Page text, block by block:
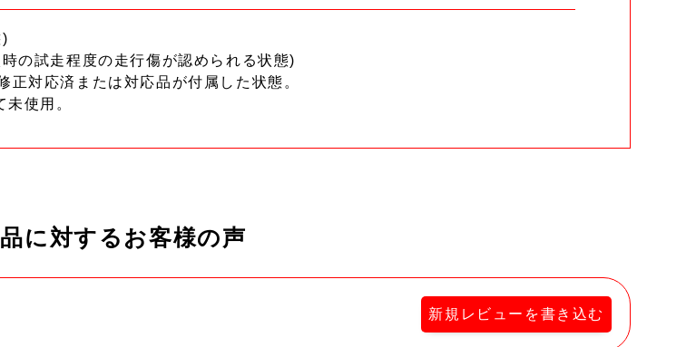
の試走程度の走行傷が認められる状態)
正対応済または対応品が付属した状態。
使用。
に対するお客様の声
新規レビューを書き込む